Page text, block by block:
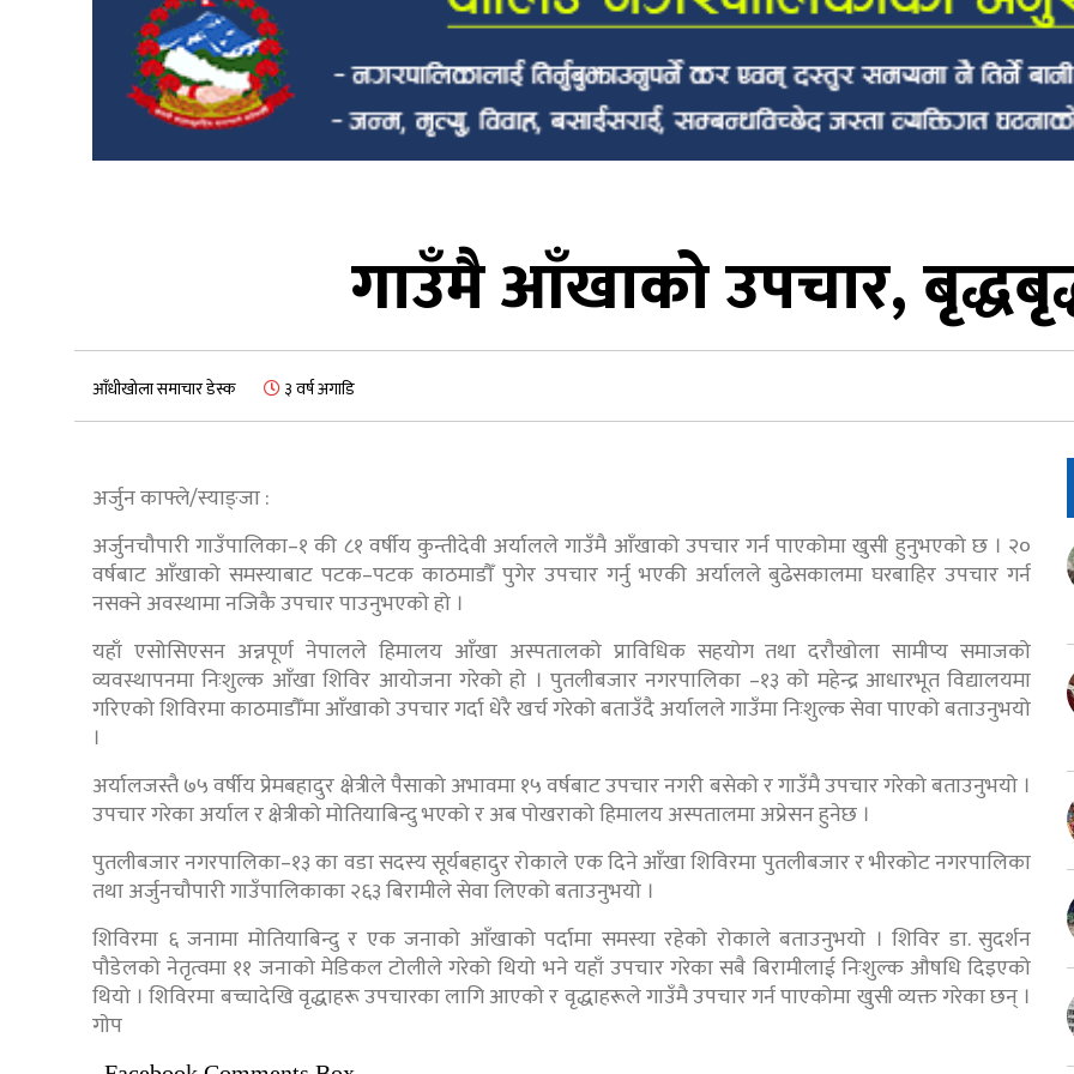
गाउँमै आँखाको उपचार,
आँधीखोला समाचार डेस्क ३ वर्ष अगाडि
अर्जुन काफ्ले/स्याङ्जा :
अर्जुनचौपारी गाउँपालिका–१ की ८१ वर्षीय कुन्तीदेवी अर्यालले गाउँमै आँखाको उपचार गर्न पाएकोमा खुसी हुनुभएको छ । २०
वर्षबाट आँखाको समस्याबाट पटक–पटक काठमाडौँ पुगेर उपचार गर्नु भएकी अर्यालले बुढेसकालमा घरबाहिर उपचार गर्न
नसक्ने अवस्थामा नजिकै उपचार पाउनुभएको हो ।
यहाँ एसोसिएसन अन्नपूर्ण नेपालले हिमालय आँखा अस्पतालको प्राविधिक सहयोग तथा दरौखोला सामीप्य समाजको
व्यवस्थापनमा निःशुल्क आँखा शिविर आयोजना गरेको हो । पुतलीबजार नगरपालिका –१३ को महेन्द्र आधारभूत विद्यालयमा
गरिएको शिविरमा काठमाडौँमा आँखाको उपचार गर्दा धेरै खर्च गरेको बताउँदै अर्यालले गाउँमा निःशुल्क सेवा पाएको बताउनुभयो
।
अर्यालजस्तै ७५ वर्षीय प्रेमबहादुर क्षेत्रीले पैसाको अभावमा १५ वर्षबाट उपचार नगरी बसेको र गाउँमै उपचार गरेको बताउनुभयो ।
उपचार गरेका अर्याल र क्षेत्रीको मोतियाबिन्दु भएको र अब पोखराको हिमालय अस्पतालमा अप्रेसन हुनेछ ।
पुतलीबजार नगरपालिका–१३ का वडा सदस्य सूर्यबहादुर रोकाले एक दिने आँखा शिविरमा पुतलीबजार र भीरकोट नगरपालिका
तथा अर्जुनचौपारी गाउँपालिकाका २६३ बिरामीले सेवा लिएको बताउनुभयो ।
शिविरमा ६ जनामा मोतियाबिन्दु र एक जनाको आँखाको पर्दामा समस्या रहेको रोकाले बताउनुभयो । शिविर डा. सुदर्शन
पौडेलको नेतृत्वमा ११ जनाको मेडिकल टोलीले गरेको थियो भने यहाँ उपचार गरेका सबै बिरामीलाई निःशुल्क औषधि दिइएको
थियो । शिविरमा बच्चादेखि वृद्धाहरू उपचारका लागि आएको र वृद्धाहरूले गाउँमै उपचार गर्न पाएकोमा खुसी व्यक्त गरेका छन् ।
गाेप